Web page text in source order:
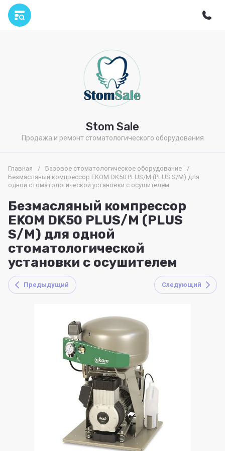
Stom Sale
Продажа и ремонт стоматологического оборудования
Главная / Базовое стоматологическое оборудование
/
Безмасляный компрессор EKOM DK50 PLUS/M (PLUS S/M) для
одной стоматологической установки с осушителем
Безмасляный компрессор
EKOM DK50 PLUS/M (PLUS
S/M) для одной
стоматологической
установки с осушителем
Предыдущий Следующий